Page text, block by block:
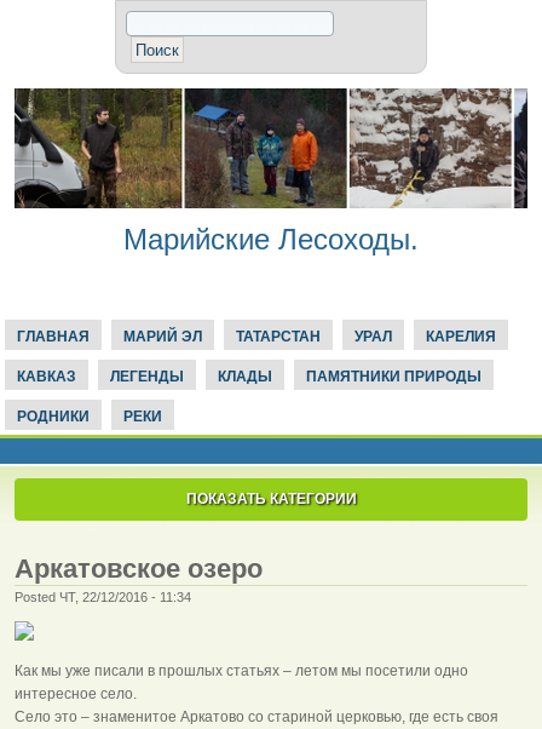
Марийские Лесоходы.
ГЛАВНАЯ МАРИЙ ЭЛ ТАТАРСТАН УРАЛ КАРЕЛИЯ
КАВКАЗ ЛЕГЕНДЫ КЛАДЫ ПАМЯТНИКИ ПРИРОДЫ
РОДНИКИ РЕКИ
ПОКАЗАТЬ КАТЕГОРИИ
Аркатовское озеро
Posted ЧТ, 22/12/2016 - 11:34
Как мы уже писали в прошлых статьях – летом мы посетили одно
интересное село.
Село это – знаменитое Аркатово со стариной церковью, где есть своя